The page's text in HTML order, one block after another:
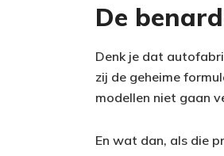
De
Denk je dat
zij de geheime
modellen niet gaan
En wat dan, als die